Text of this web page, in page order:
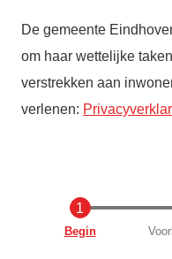
De gemeente
om haar wettelijke
verstrekken aan
verlenen:
Huidige
Begin